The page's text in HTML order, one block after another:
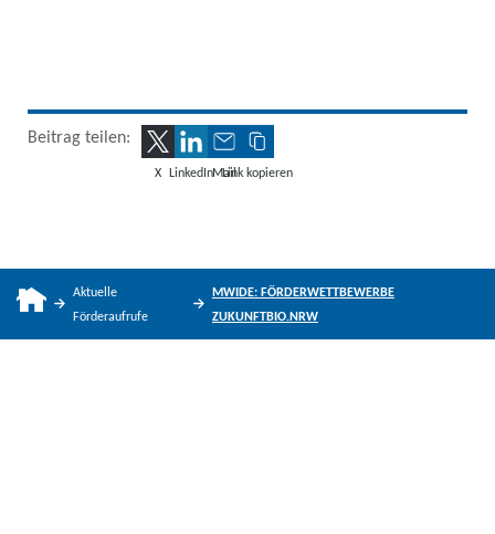
Beitrag teilen:
X LinkedInMailLink kopieren
Aktuelle
Förderaufrufe
MWIDE: FÖRDERWETTBEWERBE
ZUKUNFTBIO.NRW